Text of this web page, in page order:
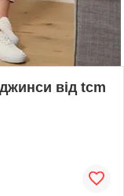
від tcm